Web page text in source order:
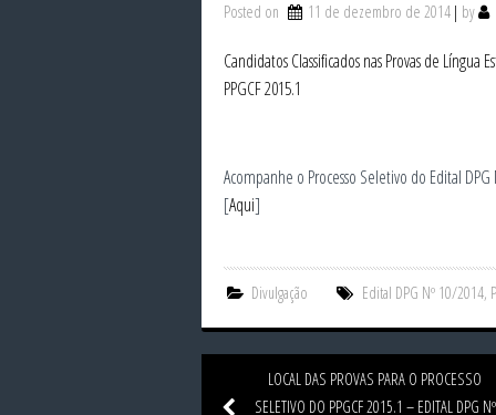
Posted on 11 de dezembro de 2014 by
Candidatos Classificados nas Provas de
PPGCF 2015.1
Acompanhe o Processo Seletivo do Edital
[Aqui]
Divulgação Edital DPG Nº 10/2014,
LOCAL DAS PROVAS PARA O PROCESSO
SELETIVO DO PPGCF 2015.1 – EDITAL DPG Nº